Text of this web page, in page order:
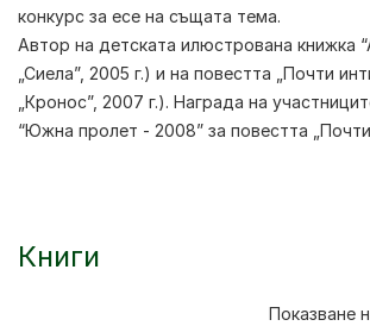
конкурс за есе на същата тема.
Автор на детската илюстрована книжка
„Сиела”, 2005 г.) и на повестта „Почти
„Кронос”, 2007 г.). Награда на
“Южна пролет - 2008” за повестта
Книги
Показване